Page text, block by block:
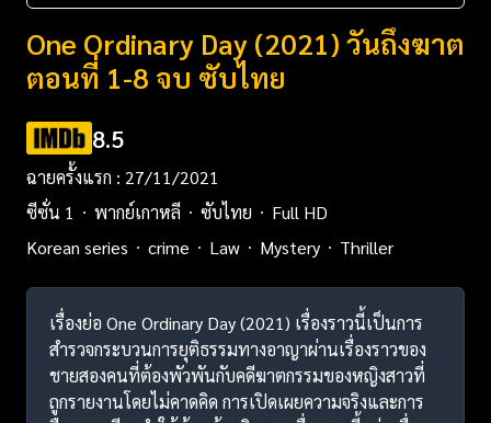
One Ordinary Day (2021) วันถึงฆาต
ตอนที่ 1-8 จบ ซับไทย
8.5
ฉายครั้งแรก : 27/11/2021
ซีซั่น 1
พากย์เกาหลี ซับไทย
Full HD
Korean series
crime Law Mystery Thriller
เรื่องย่อ One Ordinary Day (2021) เรื่องราวนี้เป็นการ
สำรวจกระบวนการยุติธรรมทางอาญาผ่านเรื่องราวของ
ชายสองคนที่ต้องพัวพันกับคดีฆาตกรรมของหญิงสาวที่
ถูกรายงานโดยไม่คาดคิด การเปิดเผยความจริงและการ